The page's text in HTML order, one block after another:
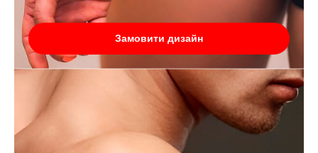
Замовити дизайн